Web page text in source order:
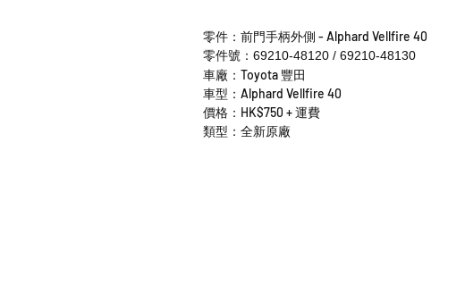
零件：前門手柄外側 - Alphard Vellfire 40
零件號：69210-48120 / 69210-48130
車廠：Toyota 豐田
車型：Alphard Vellfire 40
價格：HK$750 + 運費
類型：全新原廠